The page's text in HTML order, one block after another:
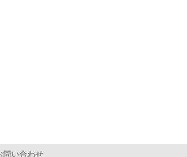
問い合わせ